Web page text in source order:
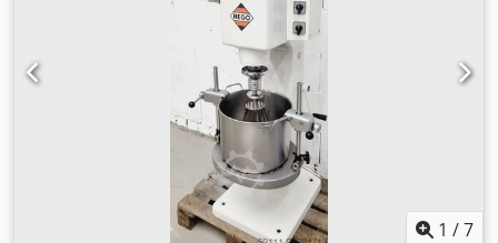
Chsdpju A Hicefx Ab Uja Einfache digitale Steuerung
Zeitschaltuhr mit 5 Geschwindigkeiten für 3 - 12 kg Teig / 2
- 8 kg Mehl einfache robuste Technik nur bei uns DGUV V3
geprüft Anschluss 230V NEU Maschine SAB geprüft 24
Monate Gewährleistung + Ersatzteil Service Option:
Wartungsvertrag E-Box Lieferservice Service Paket Leasing
& Miet Service Besuchen Sie unsere große
Bäckereimaschinen Ausstellung!
1 /7